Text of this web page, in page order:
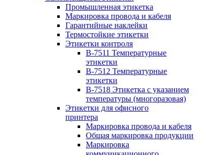
Промышленная этикетка
Маркировка провода и кабеля
Гарантийные наклейки
Термостойкие этикетки
Этикетки контроля
B-7511 Температурные
этикетки
B-7512 Температурные
этикетки
B-7518 Этикетка с указанием
температуры (многоразовая)
Этикетки для офисного
принтера
Маркировка провода и кабеля
Общая маркировка продукции
Маркировка